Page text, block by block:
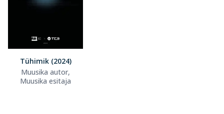
Tühimik (2024)
Muusika autor,
Muusika esitaja